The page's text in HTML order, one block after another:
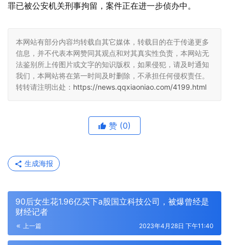
罪已被公安机关刑事拘留，案件正在进一步侦办中。
本网站有部分内容均转载自其它媒体，转载目的在于传递更多
信息，并不代表本网赞同其观点和对其真实性负责，本网站无
法鉴别所上传图片或文字的知识版权，如果侵犯，请及时通知
我们，本网站将在第一时间及时删除，不承担任何侵权责任。
转转请注明出处： https://news.qqxiaoniao.com/4199.html
赞 (0)
生成海报
90后女生花1.96亿买下a股国立科技公司，被爆曾经是
财经记者
上一篇 2023年4月28日 下午11:40